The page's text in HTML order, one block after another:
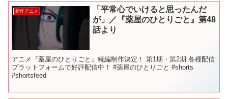
新作アニメ
「平常心でいけると思ったんだ
が」／『薬屋のひとりごと』第48
話より
アニメ『薬屋のひとりごと』続編制作決定！ 第1期・第2期 各種配信
プラットフォームで好評配信中！ #薬屋のひとりごと #shorts
#shortsfeed